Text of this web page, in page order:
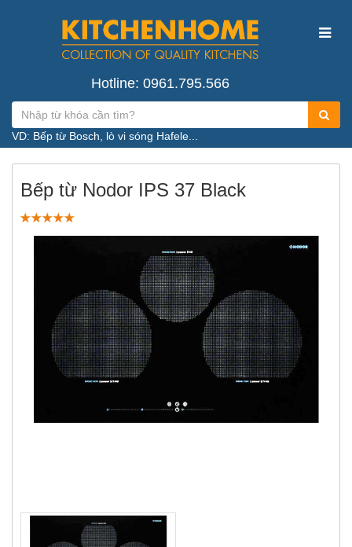
Hotline: 0961.795.566
VD: Bếp từ Bosch, lò vi sóng Hafele...
Bếp từ Nodor IPS 37 Black